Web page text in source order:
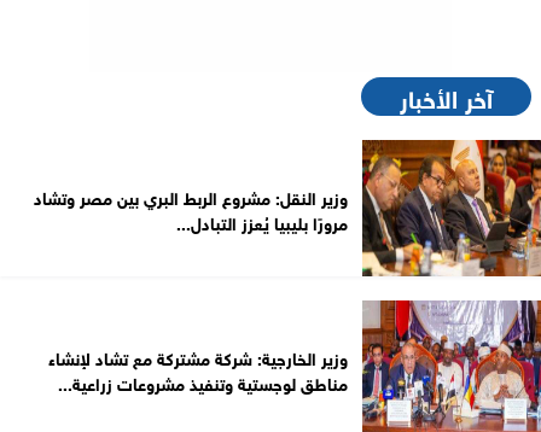
آخر الأخبار
وزير النقل: مشروع الربط البري بين مصر وتشاد
مرورًا بليبيا يُعزز التبادل...
وزير الخارجية: شركة مشتركة مع تشاد لإنشاء
مناطق لوجستية وتنفيذ مشروعات زراعية...